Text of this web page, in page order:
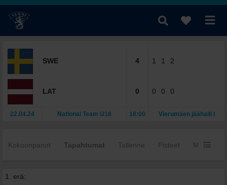
SWE
LAT
4
0
1 1 2
0 0 0
22.04.24 National Team U18 18:00 Vierumäen jäähalli I
Kokoonpanot Tapahtumat Tallenne Pisteet Mv:t
1. erä: